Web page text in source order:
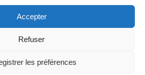
Accepter
Refuser
les préférences
des Jeunes de Boucherville.